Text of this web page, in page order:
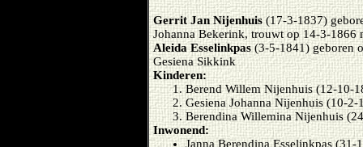
Gerrit Jan Nijenhuis(17-3-1837)
Johanna Bekerink, trouwt op 14-3-1866
Aleida Esselinkpas(3-5-1841) geboren
Gesiena Sikkink
Kinderen:
Berend Willem Nijenhuis (12-10-
Gesiena Johanna Nijenhuis (10-2-
Berendina Willemina Nijenhuis
Inwonend:
Janna Berendina Esselinkpas